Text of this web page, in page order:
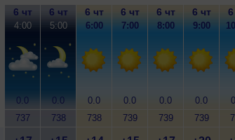
6 чт
4:00
0.0
737
6 чт
5:00
0.0
738
6 чт
6:00
0.0
738
6 чт
7:00
0.0
739
6 чт
8:00
0.0
739
6 чт
9:00
0.0
739
6